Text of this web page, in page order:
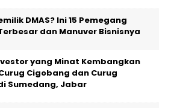
DMAS? Ini 15 Pemegang
dan Manuver Bisnisnya
yang Minat Kembangkan
Cigobang dan Curug
Sumedang, Jabar